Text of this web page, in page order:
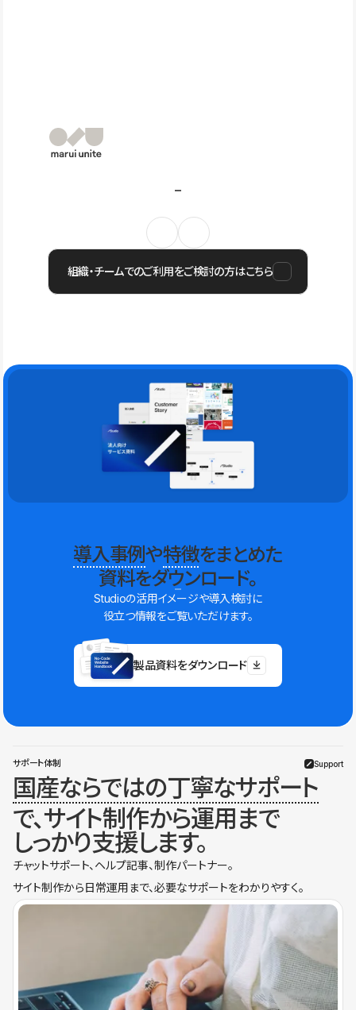
組織・チームでのご利用をご検討の方はこちら
導入事例や特徴をまとめた
資料をダウンロード。
Studioの活用イメージや導入検討に
役立つ情報をご覧いただけます。
製品資料をダウンロード
サポート体制 Support
国産ならではの丁寧なサポート
で、サイト制作から運用まで
しっかり支援します。
チャットサポート、ヘルプ記事、制作パートナー。
サイト制作から日常運用まで、必要なサポートをわかりやすく。